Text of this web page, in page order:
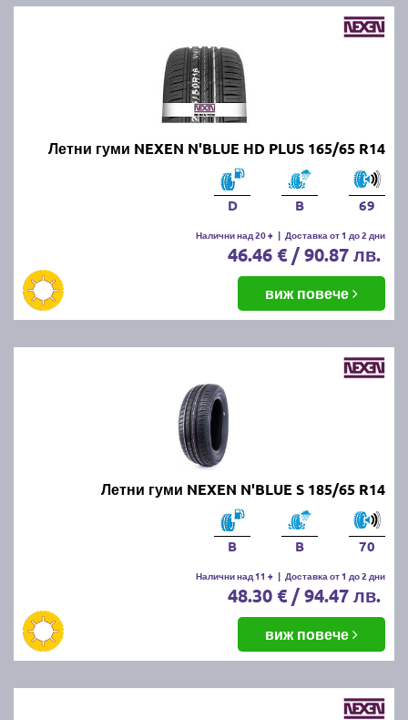
Летни гуми NEXEN N'BLUE HD PLUS 165/65 R14
D B 69
Налични над 20 + | Доставка от 1 до 2 дни
46.46 € / 90.87 лв.
виж повече
Летни гуми NEXEN N'BLUE S 185/65 R14
B B 70
Налични над 11 + | Доставка от 1 до 2 дни
48.30 € / 94.47 лв.
виж повече